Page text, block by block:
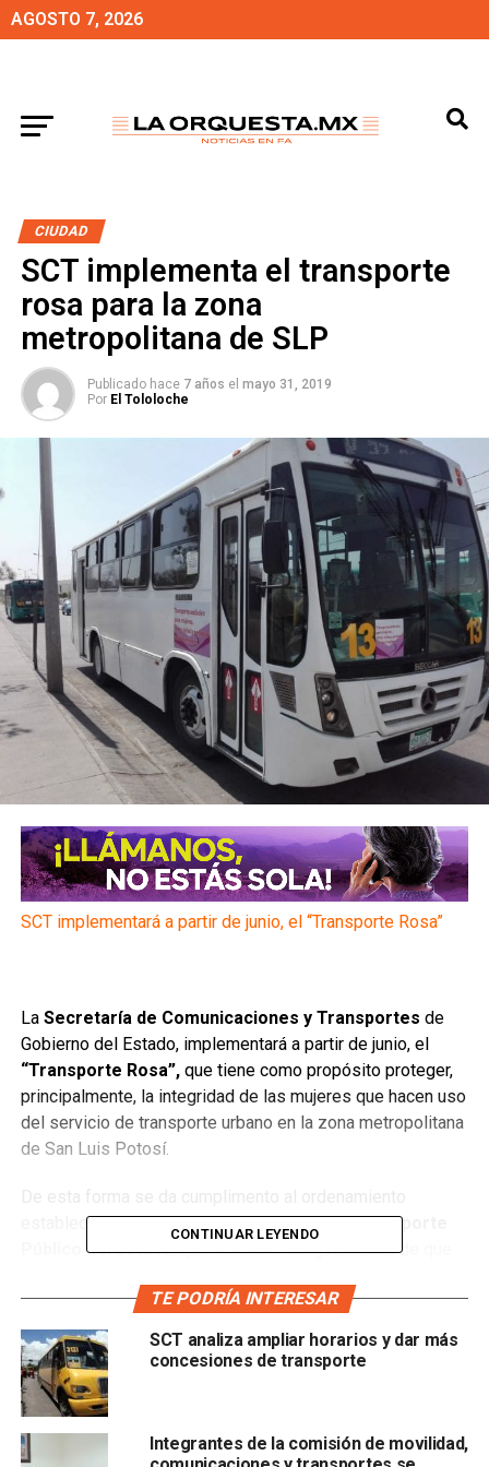
AGOSTO 7, 2026
CIUDAD
SCT implementa el transporte
rosa para la zona
metropolitana de SLP
Publicado hace 7 años el mayo 31, 2019
Por El Tololoche
SCT implementará a partir de junio, el “Transporte Rosa”
La Secretaría de Comunicaciones y Transportes de
Gobierno del Estado, implementará a partir de junio, el
“Transporte Rosa”,que tiene como propósito proteger,
principalmente, la integridad de las mujeres que hacen uso
del servicio de transporte urbano en la zona metropolitana
de San Luis Potosí.
establecido en elArtículo 67 de la Ley de Transporte
Público del Estado, que señala la obligatoriedad de que
vehículos de uso exclusivo para mujeres y menores de
edad que las acompañen, así como para personas de la
tercera edad, en número suficiente para atender la
demanda de acuerdo con los estándares de ocupación.
establecida por elH. Congreso del Estado
CONTINUAR LEYENDO
TE PODRÍA INTERESAR
SCT analiza ampliar horarios y dar más
concesiones de transporte
Integrantes de la comisión de movilidad,